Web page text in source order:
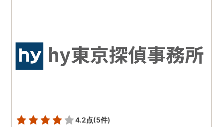
4.2点(5件)